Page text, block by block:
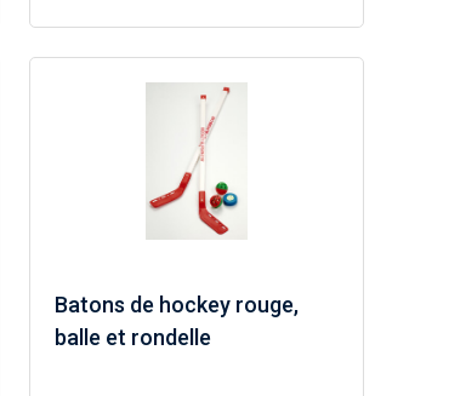
Batons de hockey rouge,
balle et rondelle